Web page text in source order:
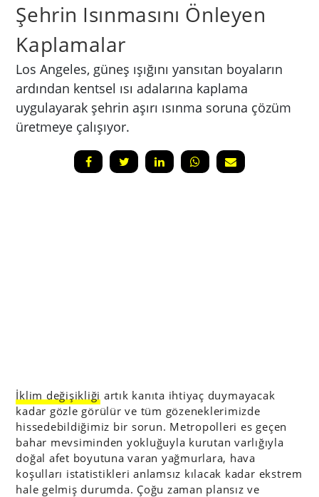
Şehrin Isınmasını Önleyen
Kaplamalar
Los Angeles, güneş ışığını yansıtan boyaların
ardından kentsel ısı adalarına kaplama
uygulayarak şehrin aşırı ısınma soruna çözüm
üretmeye çalışıyor.
İklim değişikliği artık kanıta ihtiyaç duymayacak
kadar gözle görülür ve tüm gözeneklerimizde
hissedebildiğimiz bir sorun. Metropolleri es geçen
bahar mevsiminden yokluğuyla kurutan varlığıyla
doğal afet boyutuna varan yağmurlara, hava
koşulları istatistikleri anlamsız kılacak kadar ekstrem
hale gelmiş durumda. Çoğu zaman plansız ve